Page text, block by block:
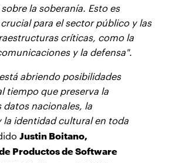
la soberanía. Esto es
para el sector público y las
críticas, como la
y la defensa".
abriendo posibilidades
tiempo que preserva la
nacionales, la
identidad cultural en toda
Justin Boitano,
Productos de Software